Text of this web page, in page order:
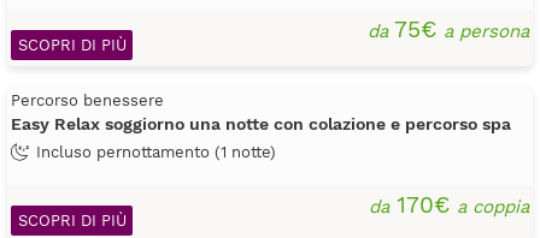
da75€ a persona
SCOPRI DI PIÙ
Percorso benessere
Easy Relax soggiorno una notte con colazione e percorso spa
Incluso pernottamento (1 notte)
da170€ a coppia
SCOPRI DI PIÙ